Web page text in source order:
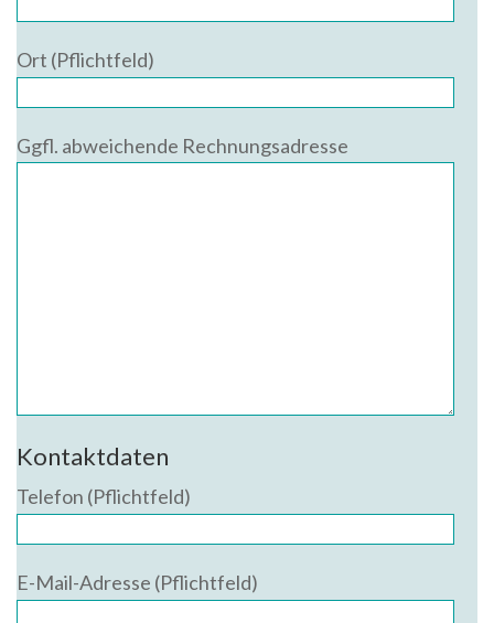
Ort (Pflichtfeld)
Ggfl. abweichende Rechnungsadresse
Kontaktdaten
Telefon (Pflichtfeld)
E-Mail-Adresse (Pflichtfeld)